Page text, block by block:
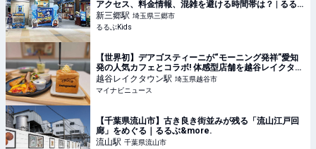
アクセス、料金情報、混雑を避ける時間帯は？ | るる
ぶKids
新三郷駅 埼玉県三郷市
るるぶKids
【世界初】デアゴスティーニが“モーニング発祥”愛知
発の人気カフェとコラボ! 体感型店舗を越谷レイクタウ
ンにオープン
越谷レイクタウン駅 埼玉県越谷市
マイナビニュース
【千葉県流山市】古き良き街並みが残る「流山江戸回
廊」をめぐる｜るるぶ&more.
流山駅 千葉県流山市